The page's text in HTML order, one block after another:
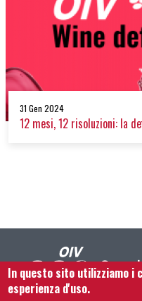
31 Gen 2024
12 mesi, 12 risoluzioni: la
In questo sito utilizziamo i
esperienza d'uso.